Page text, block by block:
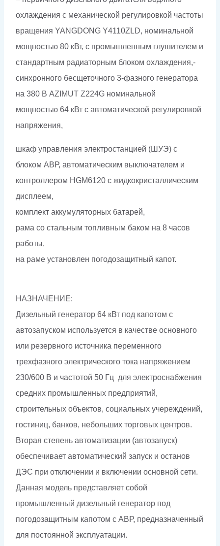
охлаждения с механической регулировкой частоты
вращения YANGDONG Y4110ZLD, номинальной
мощностью 80 кВт, с промышленным глушителем и
стандартным радиаторным блоком охлаждения,-
синхронного бесщеточного 3-фазного генератора
на 380 В AZIMUT Z224G номинальной
мощностью 64 кВт c автоматической регулировкой
напряжения,
шкаф управления электростанцией (ШУЭ) с
блоком АВР, автоматическим выключателем и
контроллером HGM6120 с жидкокристаллическим
дисплеем,
комплект аккумуляторных батарей,
рама со стальным топливным баком на 8 часов
работы,
на раме установлен погодозащитный капот.
НАЗНАЧЕНИЕ:
Дизельный генератор 64 кВт под капотом с
автозапуском используется в качестве основного
или резервного источника переменного
трехфазного электрического тока напряжением
230/600 В и частотой 50 Гц для электроснабжения
средних промышленных предприятий,
строительных объектов, социальных учереждений,
гостиниц, банков, небольших торговых центров.
Вторая степень автоматизации (автозапуск)
обеспечивает автоматический запуск и останов
ДЭС при отключении и включении основной сети.
Данная модель представляет собой
промышленный дизельный генератор под
погодозащитным капотом с АВР, предназначенный
для постоянной эксплуатации.